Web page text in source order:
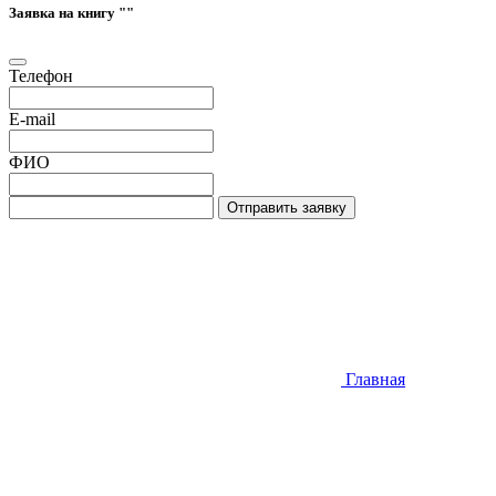
Заявка на книгу ""
Телефон
E-mail
ФИО
Отправить заявку
Главная